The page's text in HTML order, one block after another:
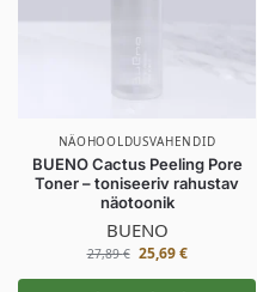
NÄOHOOLDUSVAHENDID
BUENO Cactus Peeling Pore
Toner – toniseeriv rahustav
näotoonik
BUENO
27,89€ 25,69€